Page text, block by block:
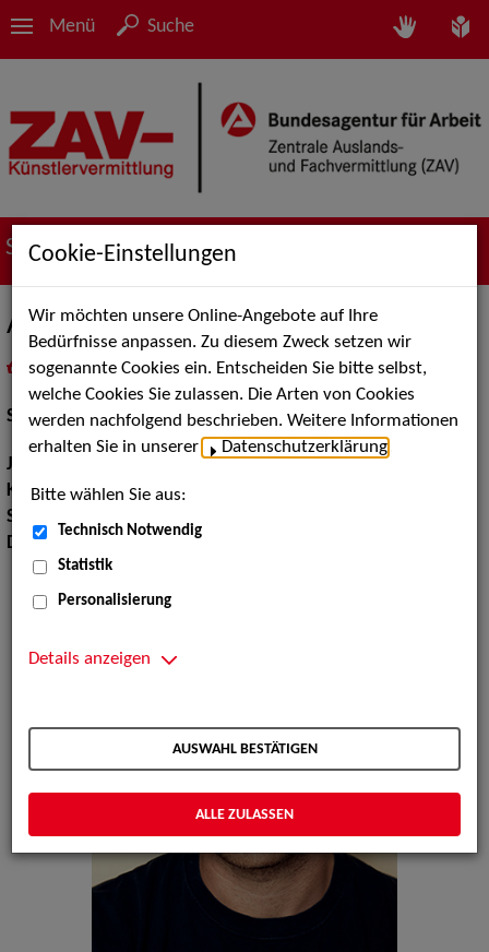
Menü Suche
Suche nach Künstler*innen
Aron Eichhorn
als PDF speichern
inMeine Merklistelegen
Schauspiel:Bühne
Jahrgang:
Körpergröße:193 cm
Sprachen:
Dialekte:
Cookie-Einstellungen
Wir möchten unsere Online-Angebote auf Ihre
Bedürfnisse anpassen. Zu diesem Zweck setzen wir
sogenannte Cookies ein. Entscheiden Sie bitte selbst,
welche Cookies Sie zulassen. Die Arten von Cookies
werden nachfolgend beschrieben. Weitere Informationen
erhalten Sie in unserer
Datenschutzerklärung
Bitte wählen Sie aus:
Technisch Notwendig
Statistik
Personalisierung
Details anzeigen
AUSWAHL BESTÄTIGEN
ALLE ZULASSEN